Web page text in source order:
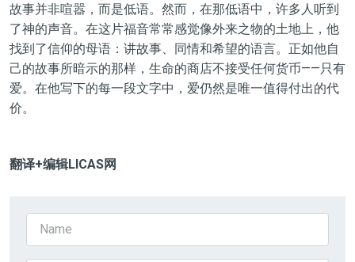
故事并非喧嚣，而是低语。然而，在那低语中，许多人听到
了神的声音。在这片福音常常感觉像外来之物的土地上，他
找到了信仰的母语：讲故事、同情和希望的语言。正如他自
己的故事所暗示的那样，生命的商店不接受任何货币——只有
爱。在他写下的每一段文字中，爱仍然是唯一值得付出的代
价。
翻译+编辑LICAS网